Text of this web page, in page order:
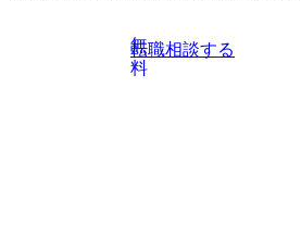
います。 生成AIなどの最新技術とシ
の業務革新と効率化の実現に貢献し
無
料
転職相談する